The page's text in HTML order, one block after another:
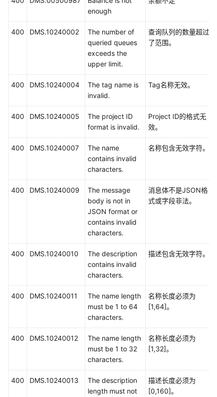
enough
400 DMS.10240002
The number of
queried queues
exceeds the
upper limit.
查询队列的数量超过
了范围。
400 DMS.10240004
The tag name is
invalid.
Tag名称无效。
400 DMS.10240005
The project ID
format is invalid.
Project ID的格式无
效。
400 DMS.10240007
The name
contains invalid
characters.
名称包含无效字符。
400 DMS.10240009
The message
body is not in
JSON format or
contains invalid
characters.
消息体不是JSON格
式或字段非法。
400 DMS.10240010
The description
contains invalid
characters.
描述包含无效字符。
400 DMS.10240011
The name length
must be 1 to 64
characters.
名称长度必须为
[1,64]。
400 DMS.10240012
The name length
must be 1 to 32
characters.
名称长度必须为
[1,32]。
400 DMS.10240013
The description
length must not
描述长度必须为
[0,160]。